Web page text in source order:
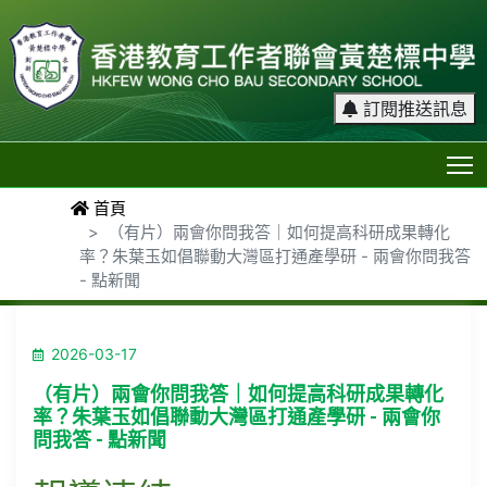
訂閱推送訊息
首頁
（有片）兩會你問我答｜如何提高科研成果轉化
率？朱葉玉如倡聯動大灣區打通產學研 - 兩會你問我答
- 點新聞
2026-03-17
（有片）兩會你問我答｜如何提高科研成果轉化
率？朱葉玉如倡聯動大灣區打通產學研 - 兩會你
問我答 - 點新聞